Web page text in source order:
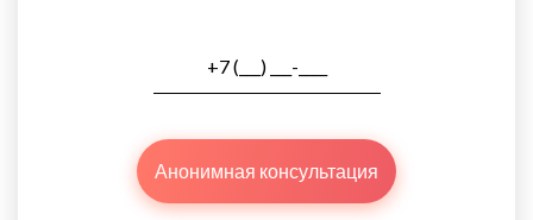
Анонимная консультация